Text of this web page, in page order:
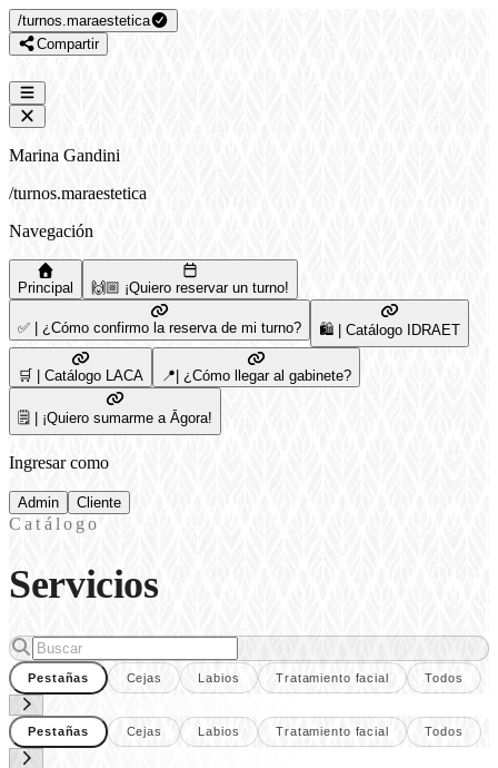
/turnos.maraestetica
Compartir
Marina Gandini
/turnos.maraestetica
Navegación
Principal 🙌🏼 ¡Quiero reservar un turno!
✅ | ¿Cómo confirmo la reserva de mi turno? 🛍️ | Catálogo IDRAET
🛒 | Catálogo LACA 📍| ¿Cómo llegar al gabinete?
🗒️ | ¡Quiero sumarme a Āgora!
Ingresar como
Admin Cliente
Catálogo
Servicios
Pestañas Cejas Labios Tratamiento facial Todos
Pestañas Cejas Labios Tratamiento facial Todos